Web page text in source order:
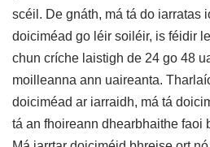
scéil. De gnáth, má tá do iarratas
doiciméad go léir soiléir, is féidir
chun críche laistigh de 24 go 48
moilleanna ann uaireanta.
doiciméad ar iarraidh, má tá
tá an fhoireann dhearbhaithe faoi